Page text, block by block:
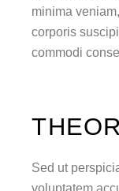
minima
corporis
commodi
Sed ut
voluptatem